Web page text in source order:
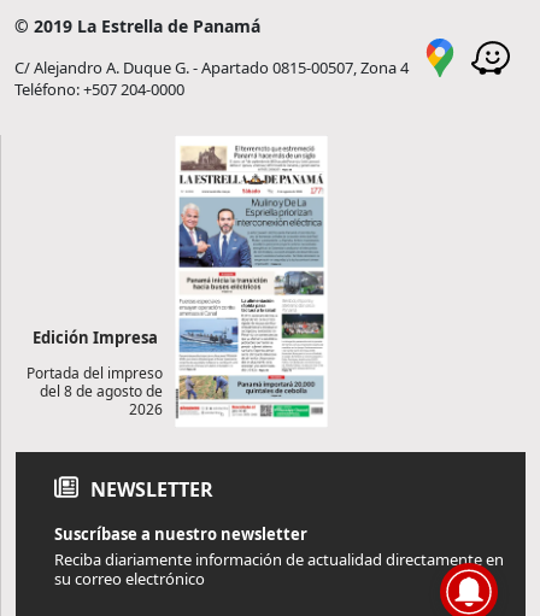
© 2019 La Estrella de Panamá
C/ Alejandro A. Duque G. - Apartado 0815-00507, Zona 4
Teléfono: +507 204-0000
Edición Impresa
Portada del impreso
del 8 de agosto de
2026
NEWSLETTER
Suscríbase a nuestro newsletter
Reciba diariamente información de actualidad directamente en
su correo electrónico